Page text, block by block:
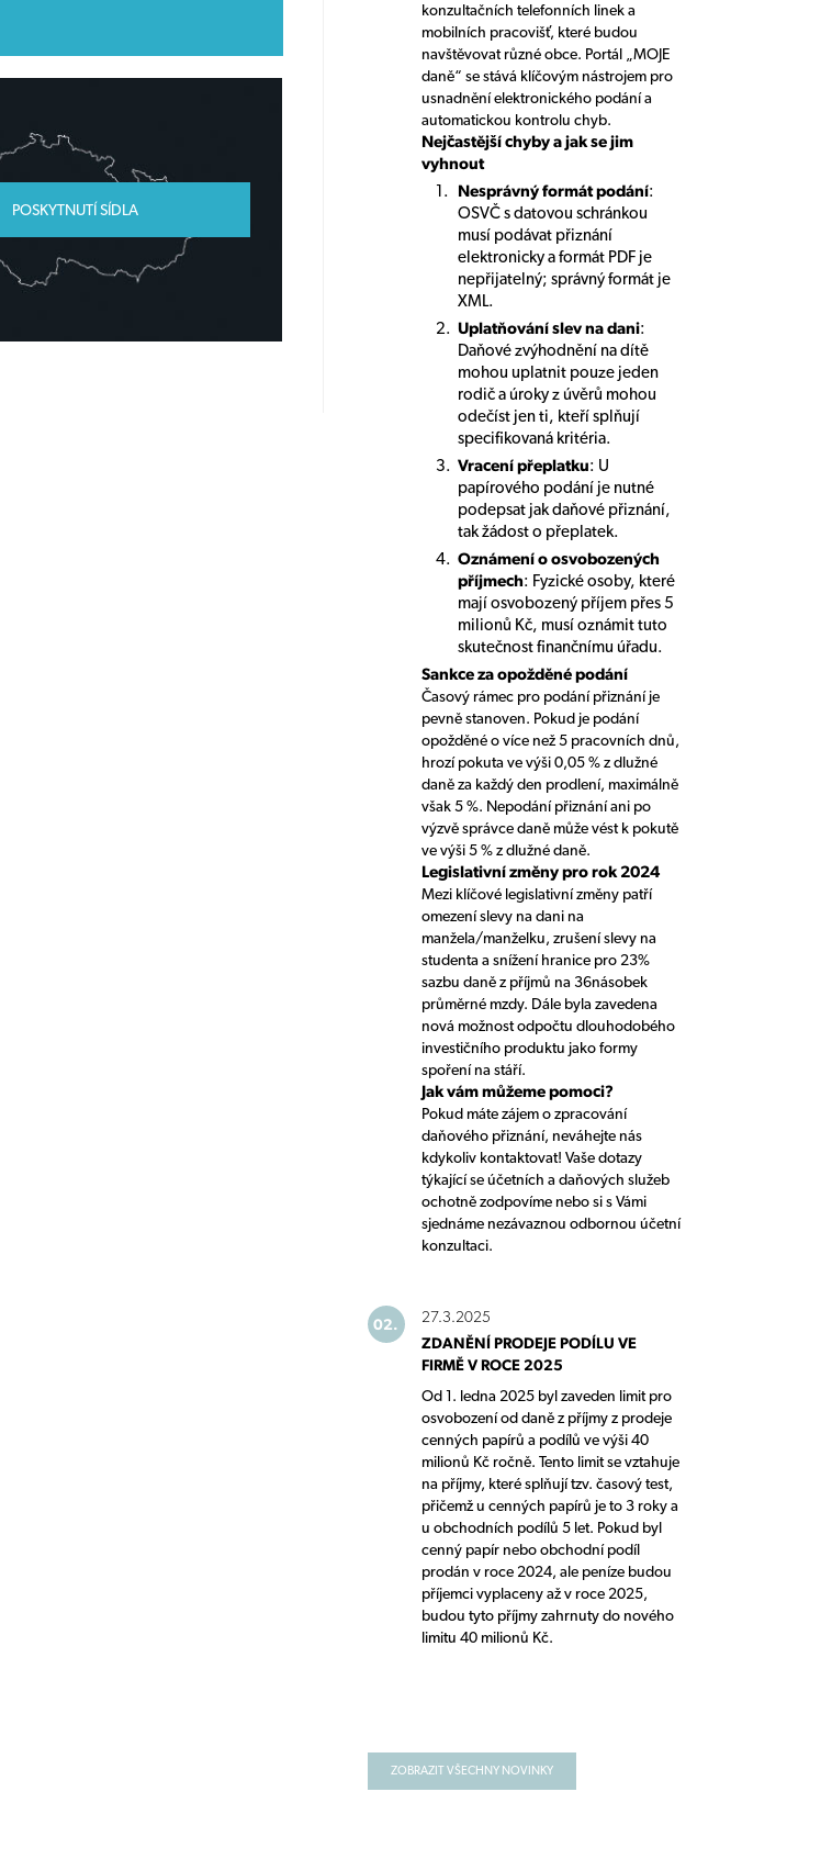
POSKYTNUTÍ SÍDLA
konzultačních telefonních linek a
mobilních pracovišť, které budou
navštěvovat různé obce. Portál „MOJE
daně“ se stává klíčovým nástrojem pro
usnadnění elektronického podání a
automatickou kontrolu chyb.
Nejčastější chyby a jak se jim
vyhnout
Nesprávný formát podání:
OSVČ s datovou schránkou
musí podávat přiznání
elektronicky a formát PDF je
nepřijatelný; správný formát je
XML.
Uplatňování slev na dani:
Daňové zvýhodnění na dítě
mohou uplatnit pouze jeden
rodič a úroky z úvěrů mohou
odečíst jen ti, kteří splňují
specifikovaná kritéria.
Vracení přeplatku: U
papírového podání je nutné
podepsat jak daňové přiznání,
tak žádost o přeplatek.
Oznámení o osvobozených
příjmech: Fyzické osoby, které
mají osvobozený příjem přes 5
milionů Kč, musí oznámit tuto
skutečnost finančnímu úřadu.
Sankce za opožděné podání
Časový rámec pro podání přiznání je
pevně stanoven. Pokud je podání
opožděné o více než 5 pracovních dnů,
hrozí pokuta ve výši 0,05 % z dlužné
daně za každý den prodlení, maximálně
však 5 %. Nepodání přiznání ani po
výzvě správce daně může vést k pokutě
ve výši 5 % z dlužné daně.
Legislativní změny pro rok 2024
Mezi klíčové legislativní změny patří
omezení slevy na dani na
manžela/manželku, zrušení slevy na
studenta a snížení hranice pro 23%
sazbu daně z příjmů na 36násobek
průměrné mzdy. Dále byla zavedena
nová možnost odpočtu dlouhodobého
investičního produktu jako formy
spoření na stáří.
Jak vám můžeme pomoci?
Pokud máte zájem o zpracování
daňového přiznání, neváhejte nás
kdykoliv kontaktovat! Vaše dotazy
týkající se účetních a daňových služeb
ochotně zodpovíme nebo si s Vámi
sjednáme nezávaznou odbornou účetní
konzultaci.
02.
27.3.2025
ZDANĚNÍ PRODEJE PODÍLU VE
FIRMĚ V ROCE 2025
Od 1. ledna 2025 byl zaveden limit pro
osvobození od daně z příjmy z prodeje
cenných papírů a podílů ve výši 40
milionů Kč ročně. Tento limit se vztahuje
na příjmy, které splňují tzv. časový test,
přičemž u cenných papírů je to 3 roky a
u obchodních podílů 5 let. Pokud byl
cenný papír nebo obchodní podíl
prodán v roce 2024, ale peníze budou
příjemci vyplaceny až v roce 2025,
budou tyto příjmy zahrnuty do nového
limitu 40 milionů Kč.
ZOBRAZIT VŠECHNY NOVINKY